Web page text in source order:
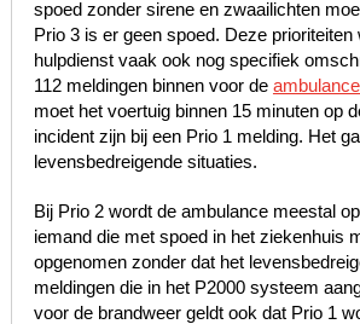
spoed zonder sirene en zwaailichten
Prio 3 is er geen spoed. Deze prioriteiten
hulpdienst vaak ook nog specifiek
112 meldingen binnen voor de
moet het voertuig binnen 15 minuten op
incident zijn bij een Prio 1 melding. Het
levensbedreigende situaties.
Bij Prio 2 wordt de ambulance meestal
iemand die met spoed in het ziekenhuis
opgenomen zonder dat het
meldingen die in het P2000 systeem
voor de brandweer geldt ook dat Prio 1